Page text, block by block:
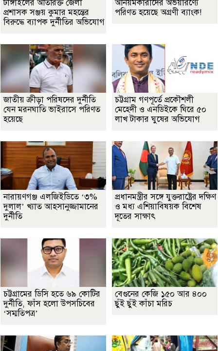
টাঙ্গাইলের অতিরিক্ত জেলা
প্রশাসক সঞ্জয় কুমার মহন্তের
বিরুদ্ধে ব্যাপক দুর্নীতির অভিযোগ
অনিয়মকারীদের অভয়ারণ্যে
পরিণত হয়েছে অগ্রণী ব্যাংক!
জাতীয় ক্রীড়া পরিষদের দুর্নীতি
যেন মরনঘাতি ভাইরাসে পরিণত
হয়েছে
চট্টগ্রাম গণপূর্তে প্রকৌশলী
মেহেদী ও এনডিইকে ঘিরে ৫০
লাখ টাকার ঘুষের অভিযোগ
নারায়ণগঞ্জ এলজিইডিতে ‘৩%
দুলাল’ খ্যাত আহসানুজ্জামানের
দুর্নীতি
প্রধানমন্ত্রীর সঙ্গে যুক্তরাষ্ট্রের দক্ষিণ
ও মধ্য এশিয়াবিষয়ক বিশেষ
দূতের সাক্ষাৎ
চট্টগ্রামের ডিসি হতে ৬৯ কোটির
দুর্নীতি, ফাঁস হলো উপসচিবের
‘সম্মতিপত্র’
বেগুনের কেজি ১৫০ আর ৪০০
ছুঁই ছুঁই কাঁচা মরিচ